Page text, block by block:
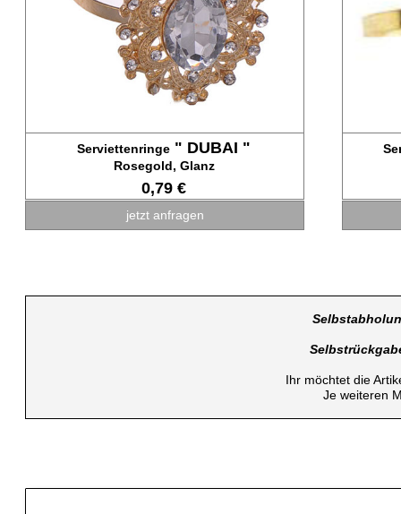
Serviettenringe " DUBAI "
Rosegold, Glanz
0,79 €
jetzt anfragen
Ihr möchtet die
Je weiteren